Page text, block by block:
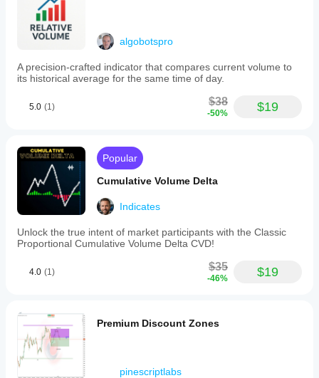
algobotspro
A precision-crafted indicator that compares current volume to
its historical average for the same time of day.
5.0 (1) $38
-50% $19
Popular
Cumulative Volume Delta
Indicates
Unlock the true intent of market participants with the Classic
Proportional Cumulative Volume Delta CVD!
4.0 (1) $35
-46% $19
Premium Discount Zones
pinescriptlabs